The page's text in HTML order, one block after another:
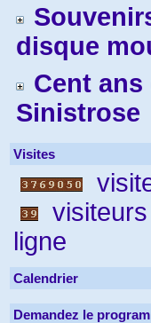
disque
Cent ans
Sinistrose
Visites
ligne
Calendrier
Demandez le